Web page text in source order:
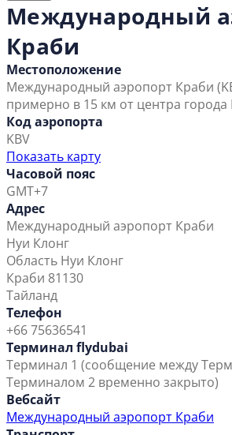
Международный
Краби
Местоположение
Международный аэропорт Краби
примерно в 15 км от центра города
Код аэропорта
KBV
Показать карту
Часовой пояс
GMT+7
Адрес
Международный аэропорт Краби
Нуи Клонг
Область Нуи Клонг
Краби 81130
Тайланд
Телефон
+66 75636541
Терминал flydubai
Терминал 1 (сообщение между
Терминалом 2 временно закрыто)
Вебсайт
Международный аэропорт Краби